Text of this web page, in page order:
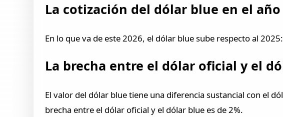
La cotización del dólar blue en el año
En lo que va de este 2026, el dólar blue sube respecto al
La brecha entre el dólar oficial y el
El valor del dólar blue tiene una diferencia sustancial con el
brecha entre el dólar oficial y el dólar blue es de 2%.